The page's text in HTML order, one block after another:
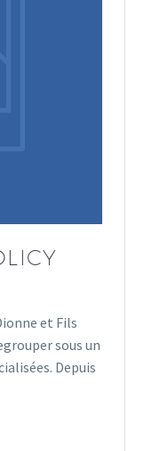
et Fils
sous un
Depuis